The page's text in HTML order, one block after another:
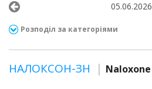
05.06.2026
Розподіл за категоріями
НАЛОКСОН-ЗН Naloxone